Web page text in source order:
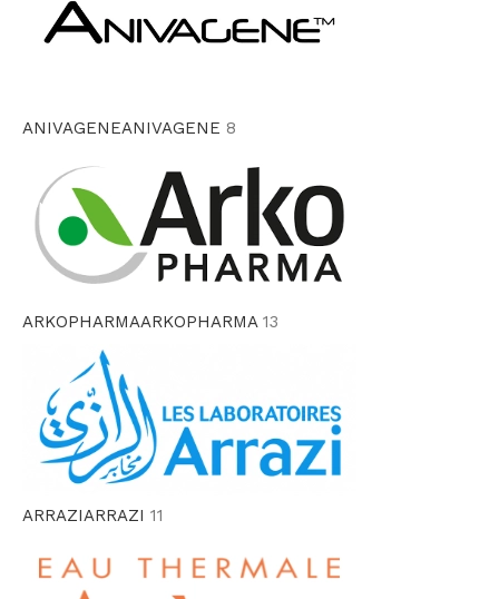
ANIVAGENEANIVAGENE 8
ARKOPHARMAARKOPHARMA 13
ARRAZIARRAZI 11